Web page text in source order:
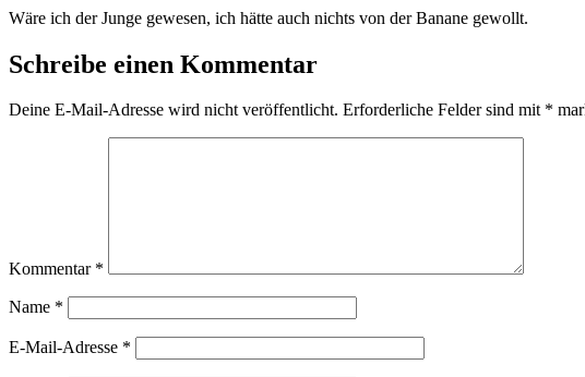
Wäre ich der Junge gewesen, ich hätte auch nichts von der Banane gewollt.
Schreibe einen Kommentar
Deine E-Mail-Adresse wird nicht veröffentlicht. Erforderliche Felder sind mit *
Kommentar *
Name *
E-Mail-Adresse *